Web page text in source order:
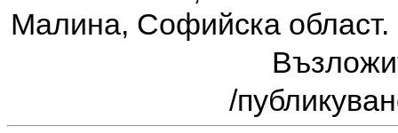
Малина, Софийска област.
/